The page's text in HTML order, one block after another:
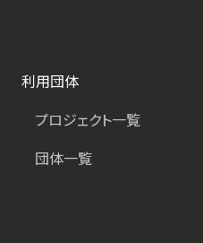
利用団体
プロジェクト一覧
団体一覧